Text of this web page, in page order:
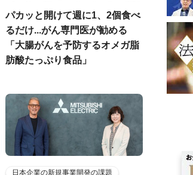
パカッと開けて週に1、2個食べ
るだけ...がん専門医が勧める
「大腸がんを予防するオメガ脂
肪酸たっぷり食品」
日本企業の新規事業開発の課題